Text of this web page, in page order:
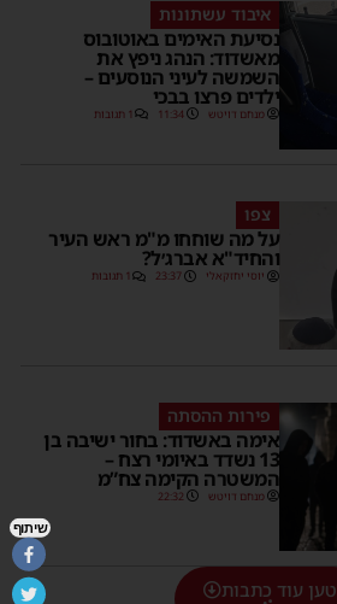
איבוד עשתונות
נסיעת האימים באוטובוס
מאשדוד: הנהג ניפץ את
השמשה לעיני הנוסעים –
ילדים פרצו בבכי
מנחם דויטש 11:34 1 תגובות
צפו
על מה שוחחו מ"מ ראש העיר
והחיד"א אברג׳ל?
יוסי יחזקאלי 23:37 1 תגובות
פירות ההסתה
אימה באשדוד: בחור ישיבה בן
13 נשדד באיומי רצח –
המשטרה הקימה צח”מ
מנחם דויטש 22:32
טען עוד כתבות
שיתוף